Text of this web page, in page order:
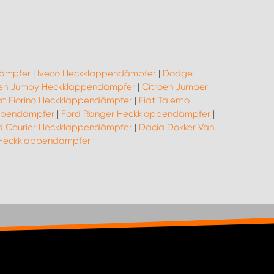
| Iveco Heckklappendämpfer | Dodge
Jumpy Heckklappendämpfer| Citroën Jumper
Fiorino Heckklappendämpfer | Fiat Talento
| Ford Ranger Heckklappendämpfer |
Courier Heckklappendämpfer | Dacia Dokker Van